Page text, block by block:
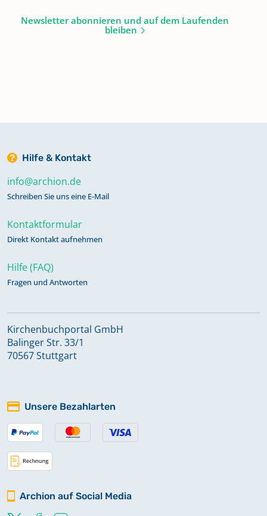
Newsletter abonnieren und auf dem Laufenden
bleiben
Hilfe & Kontakt
info@archion.de
Schreiben Sie uns eine E-Mail
Kontaktformular
Direkt Kontakt aufnehmen
Hilfe (FAQ)
Fragen und Antworten
Kirchenbuchportal GmbH
Balinger Str. 33/1
70567 Stuttgart
Unsere Bezahlarten
Archion auf Social Media